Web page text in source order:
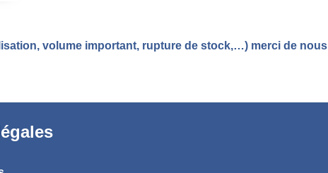
volume important, rupture de stock,…) merci de nous